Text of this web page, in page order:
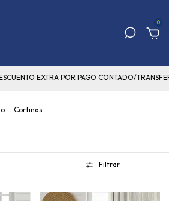
0
EXTRA POR PAGO CONTADO/
. Cortinas
Filtrar